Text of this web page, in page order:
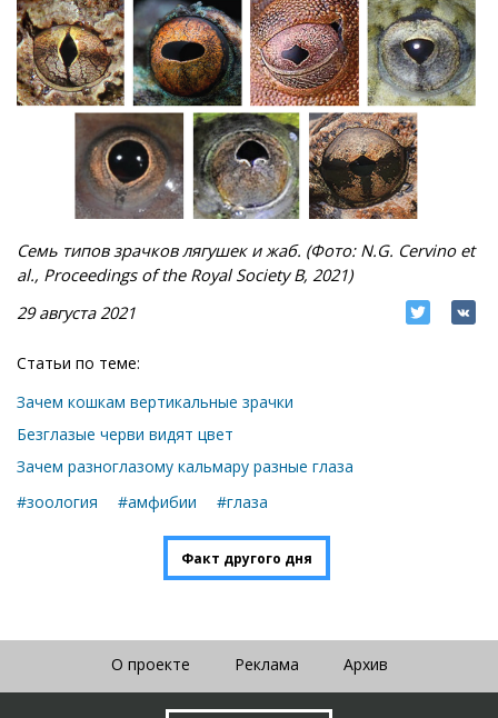
Семь типов зрачков лягушек и жаб. (Фото: N.G. Cervino et
al., Proceedings of the Royal Society B, 2021)
29 августа 2021
Статьи по теме:
Зачем кошкам вертикальные зрачки
Безглазые черви видят цвет
Зачем разноглазому кальмару разные глаза
#зоология
#амфибии #глаза
Факт другого дня
О проекте Реклама Архив